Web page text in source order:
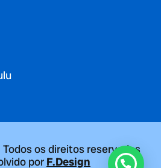
os direitos reservados
por F.Design